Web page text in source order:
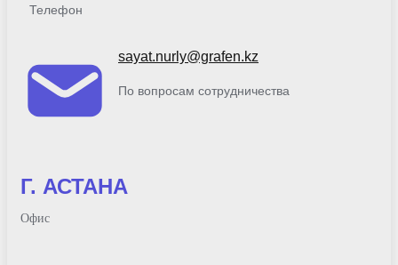
Телефон
sayat.nurly@grafen.kz
По вопросам сотрудничества
Г. АСТАНА
Офис